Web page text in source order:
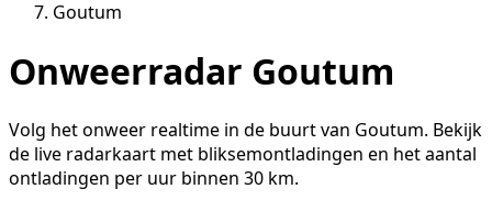
Goutum
Onweerradar Goutum
Volg het onweer realtime in de buurt van Goutum. Bekijk
de live radarkaart met bliksemontladingen en het aantal
ontladingen per uur binnen 30 km.